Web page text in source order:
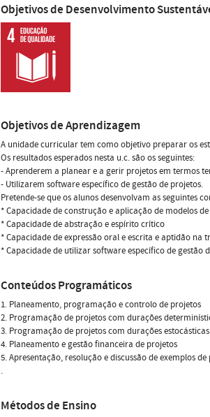
Objetivos de Desenvolvimento
Objetivos de Aprendizagem
A unidade curricular tem como objetivo preparar os
Os resultados esperados nesta u.c. são os seguintes:
- Aprenderem a planear e a gerir projetos em termos
- Utilizarem software específico de gestão de projetos.
Pretende-se que os alunos desenvolvam as seguintes
* Capacidade de construção e aplicação de modelos
* Capacidade de abstração e espírito crítico
* Capacidade de expressão oral e escrita e aptidão na
* Capacidade de utilizar software específico de gestão
Conteúdos Programáticos
1. Planeamento, programação e controlo de projetos
2. Programação de projetos com durações
3. Programação de projetos com durações estocásticas
4. Planeamento e gestão financeira de projetos
5. Apresentação, resolução e discussão de exemplos
.
Métodos de Ensino